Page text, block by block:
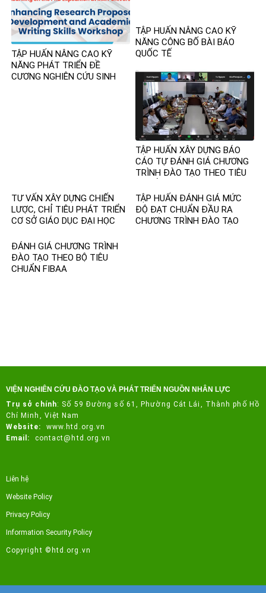
TẬP HUẤN NÂNG CAO KỸ
NĂNG PHÁT TRIỂN ĐỀ
CƯƠNG NGHIÊN CỨU SINH
TẬP HUẤN NÂNG CAO KỸ
NĂNG CÔNG BỐ BÀI BÁO
QUỐC TẾ
TẬP HUẤN XÂY DỰNG BÁO
CÁO TỰ ĐÁNH GIÁ CHƯƠNG
TRÌNH ĐÀO TẠO THEO TIÊU
TƯ VẤN XÂY DỰNG CHIẾN
LƯỢC, CHỈ TIÊU PHÁT TRIỂN
CƠ SỞ GIÁO DỤC ĐẠI HỌC
TẬP HUẤN ĐÁNH GIÁ MỨC
ĐỘ ĐẠT CHUẨN ĐẦU RA
CHƯƠNG TRÌNH ĐÀO TẠO
ĐÁNH GIÁ CHƯƠNG TRÌNH
ĐÀO TẠO THEO BỘ TIÊU
CHUẨN FIBAA
VIỆN NGHIÊN CỨU ĐÀO TẠO VÀ PHÁT TRIỂN NGUỒN NHÂN LỰC
Trụ sở chính: Số 59 Đường số 61, Phường Cát Lái, Thành phố Hồ
Chí Minh, Việt Nam
Website:
www.htd.org.vn
Email:
contact@htd.org.vn
Liên hệ
Website Policy
Privacy Policy
Information Security Policy
Copyright ©htd.org.vn